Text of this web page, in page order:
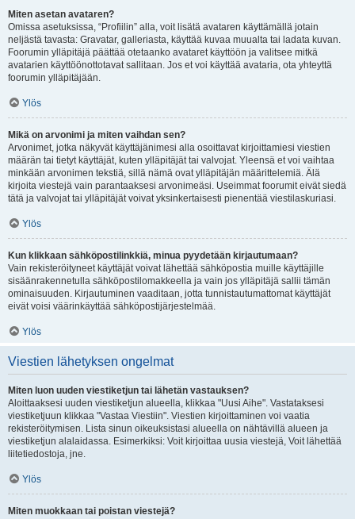
Miten asetan avataren?
Omissa asetuksissa, “Profiilin” alla, voit lisätä avataren käyttämällä jotain
neljästä tavasta: Gravatar, galleriasta, käyttää kuvaa muualta tai ladata kuvan.
Foorumin ylläpitäjä päättää otetaanko avataret käyttöön ja valitsee mitkä
avatarien käyttöönottotavat sallitaan. Jos et voi käyttää avataria, ota yhteyttä
foorumin ylläpitäjään.
Ylös
Mikä on arvonimi ja miten vaihdan sen?
Arvonimet, jotka näkyvät käyttäjänimesi alla osoittavat kirjoittamiesi viestien
määrän tai tietyt käyttäjät, kuten ylläpitäjät tai valvojat. Yleensä et voi vaihtaa
minkään arvonimen tekstiä, sillä nämä ovat ylläpitäjän määrittelemiä. Älä
kirjoita viestejä vain parantaaksesi arvonimeäsi. Useimmat foorumit eivät siedä
tätä ja valvojat tai ylläpitäjät voivat yksinkertaisesti pienentää viestilaskuriasi.
Ylös
Kun klikkaan sähköpostilinkkiä, minua pyydetään kirjautumaan?
Vain rekisteröityneet käyttäjät voivat lähettää sähköpostia muille käyttäjille
sisäänrakennetulla sähköpostilomakkeella ja vain jos ylläpitäjä sallii tämän
ominaisuuden. Kirjautuminen vaaditaan, jotta tunnistautumattomat käyttäjät
eivät voisi väärinkäyttää sähköpostijärjestelmää.
Ylös
Viestien lähetyksen ongelmat
Miten luon uuden viestiketjun tai lähetän vastauksen?
Aloittaaksesi uuden viestiketjun alueella, klikkaa "Uusi Aihe". Vastataksesi
viestiketjuun klikkaa "Vastaa Viestiin". Viestien kirjoittaminen voi vaatia
rekisteröitymisen. Lista sinun oikeuksistasi alueella on nähtävillä alueen ja
viestiketjun alalaidassa. Esimerkiksi: Voit kirjoittaa uusia viestejä, Voit lähettää
liitetiedostoja, jne.
Ylös
Miten muokkaan tai poistan viestejä?